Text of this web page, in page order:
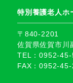
特別養護老人ホ
〒840-2201
佐賀県佐賀市川
TEL：0952-45-
FAX：0952-